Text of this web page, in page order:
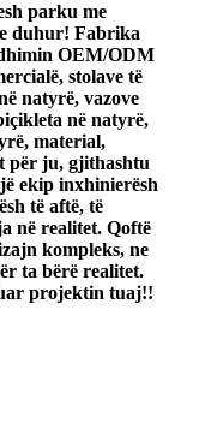
parku me
duhur! Fabrika
OEM/ODM
stolave ​​të
natyrë, vazove
në natyrë,
material,
për ju, gjithashtu
ekip inxhinierësh
të aftë, të
në realitet. Qoftë
kompleks, ne
ta bërë realitet.
projektin tuaj!!